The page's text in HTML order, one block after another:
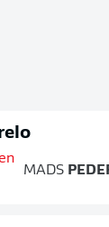
MADS